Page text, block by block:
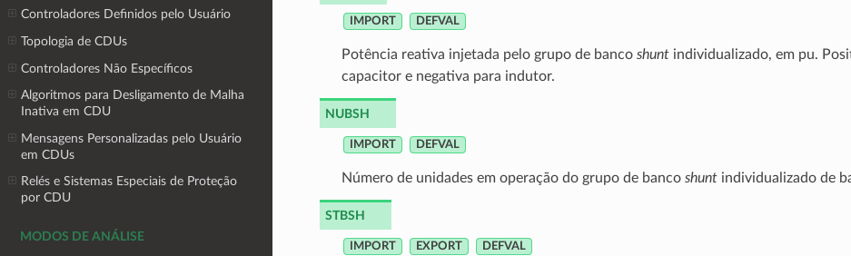
Controladores Definidos pelo Usuário
Topologia de CDUs
Controladores Não Específicos
Algoritmos para Desligamento de Malha
Inativa em CDU
Mensagens Personalizadas pelo Usuário
em CDUs
Relés e Sistemas Especiais de Proteção
por CDU
MODOS DE ANÁLISE
IMPORT DEFVAL
Potência reativa injetada pelo grupo de banco shuntindividualizado, em pu.
capacitor e negativa para indutor.
NUBSH
IMPORT DEFVAL
Número de unidades em operação do grupo de banco shuntindividualizado de
STBSH
IMPORT EXPORT DEFVAL